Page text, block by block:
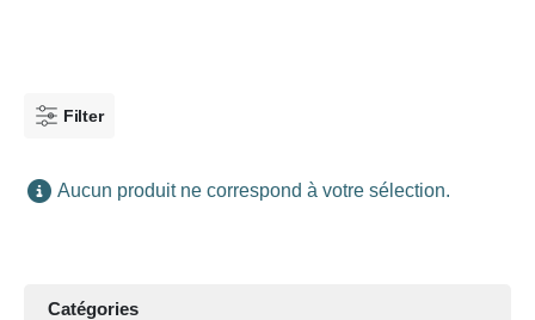
Filter
Aucun produit ne correspond à votre sélection.
Catégories